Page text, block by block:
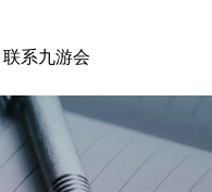
联系九游会